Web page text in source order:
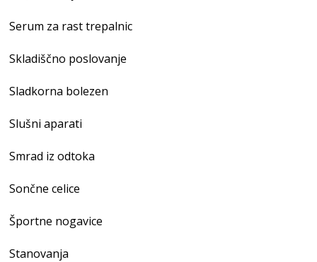
Serum za rast trepalnic
Skladiščno poslovanje
Sladkorna bolezen
Slušni aparati
Smrad iz odtoka
Sončne celice
Športne nogavice
Stanovanja